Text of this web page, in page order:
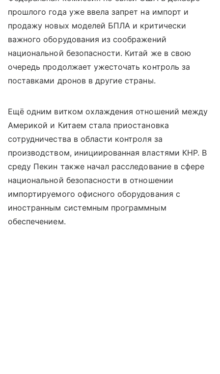
прошлого года уже ввела запрет на импорт и
продажу новых моделей БПЛА и критически
важного оборудования из соображений
национальной безопасности. Китай же в свою
очередь продолжает ужесточать контроль за
поставками дронов в другие страны.
Ещё одним витком охлаждения отношений между
Америкой и Китаем стала приостановка
сотрудничества в области контроля за
производством, инициированная властями КНР. В
среду Пекин также начал расследование в сфере
национальной безопасности в отношении
импортируемого офисного оборудования с
иностранным системным программным
обеспечением.